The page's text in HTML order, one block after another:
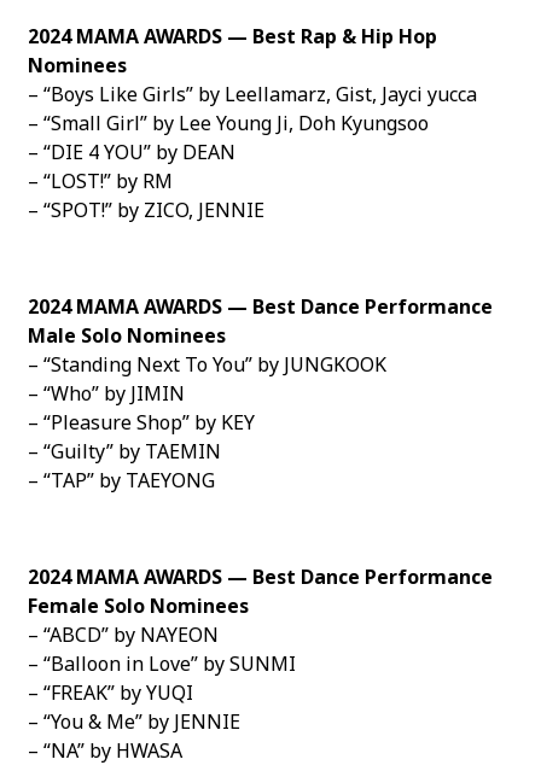
2024 MAMA AWARDS — Best Rap & Hip Hop
Nominees
– “Boys Like Girls” by Leellamarz, Gist, Jayci yucca
– “Small Girl” by Lee Young Ji, Doh Kyungsoo
– “DIE 4 YOU” by DEAN
– “LOST!” by RM
– “SPOT!” by ZICO, JENNIE
2024 MAMA AWARDS — Best Dance Performance
Male Solo Nominees
– “Standing Next To You” by JUNGKOOK
– “Who” by JIMIN
– “Pleasure Shop” by KEY
– “Guilty” by TAEMIN
– “TAP” by TAEYONG
2024 MAMA AWARDS — Best Dance Performance
Female Solo Nominees
– “ABCD” by NAYEON
– “Balloon in Love” by SUNMI
– “FREAK” by YUQI
– “You & Me” by JENNIE
– “NA” by HWASA